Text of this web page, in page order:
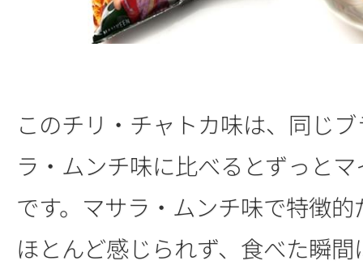
このチリ・チャトカ味は、同じ
ラ・ムンチ味に比べるとずっと
です。マサラ・ムンチ味で特徴
ほとんど感じられず、食べた瞬